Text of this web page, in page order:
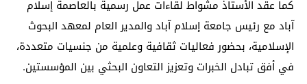
كما عقد الأستاذ مشواط لقاءات عمل رسمية بالعاصمة إسلام
آباد مع رئيس جامعة إسلام آباد والمدير العام لمعهد البحوث
الإسلامية، بحضور فعاليات ثقافية وعلمية من جنسيات متعددة،
في أفق تبادل الخبرات وتعزيز التعاون البحثي بين المؤسستين.